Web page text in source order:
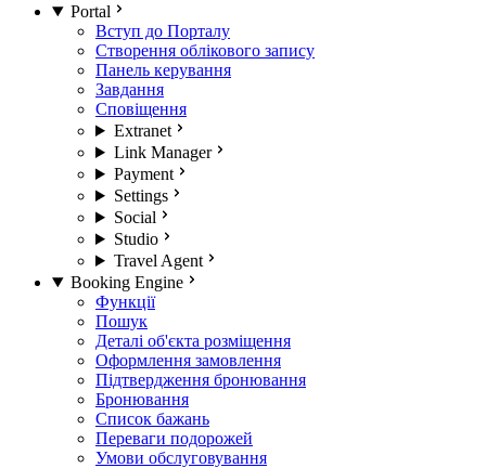
Portal
Вступ до Порталу
Створення облікового запису
Панель керування
Завдання
Сповіщення
Extranet
Link Manager
Payment
Settings
Social
Studio
Travel Agent
Booking Engine
Функції
Пошук
Деталі об'єкта розміщення
Оформлення замовлення
Підтвердження бронювання
Бронювання
Список бажань
Переваги подорожей
Умови обслуговування